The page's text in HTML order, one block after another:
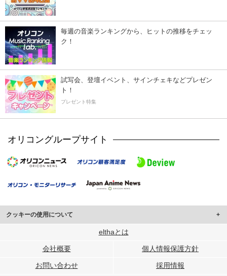
毎週の音楽ランキングから、ヒットの推移をチェッ
ク！
試写会、登壇イベント、サインチェキなどプレゼン
ト！
プレゼント特集
オリコングループサイト
クッキーの使用について
このサイトでは Cookie を使用して、ユーザーに合わせたコンテンツや広告の
行っています。
メディアや広告配信、データ解析の各パートナーに提供しています。
elthaとは
会社概要 個人情報保護方針
お問い合わせ
採用情報